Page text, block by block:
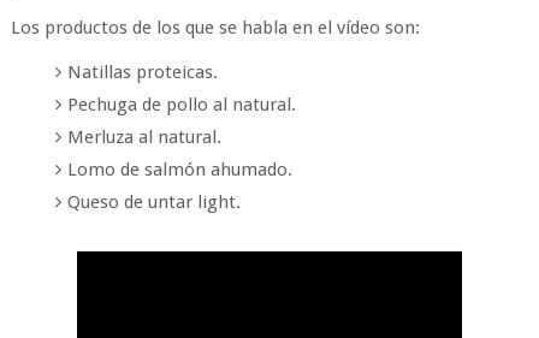
Los productos de los que se habla en el vídeo son:
Natillas proteicas.
Pechuga de pollo al natural.
Merluza al natural.
Lomo de salmón ahumado.
Queso de untar light.